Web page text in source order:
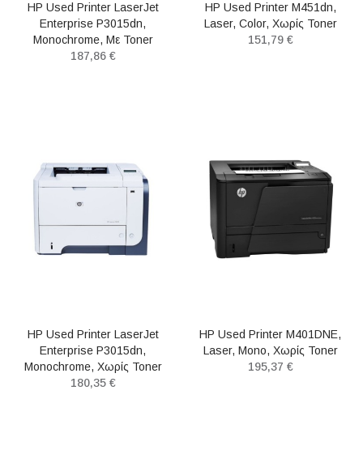
HP Used Printer LaserJet
Enterprise P3015dn,
Monochrome, Με Toner
187,86 €
HP Used Printer M451dn,
Laser, Color, Χωρίς Toner
151,79 €
HP Used Printer LaserJet
Enterprise P3015dn,
Monochrome, Χωρίς Toner
180,35 €
HP Used Printer M401DNE,
Laser, Mono, Χωρίς Toner
195,37 €